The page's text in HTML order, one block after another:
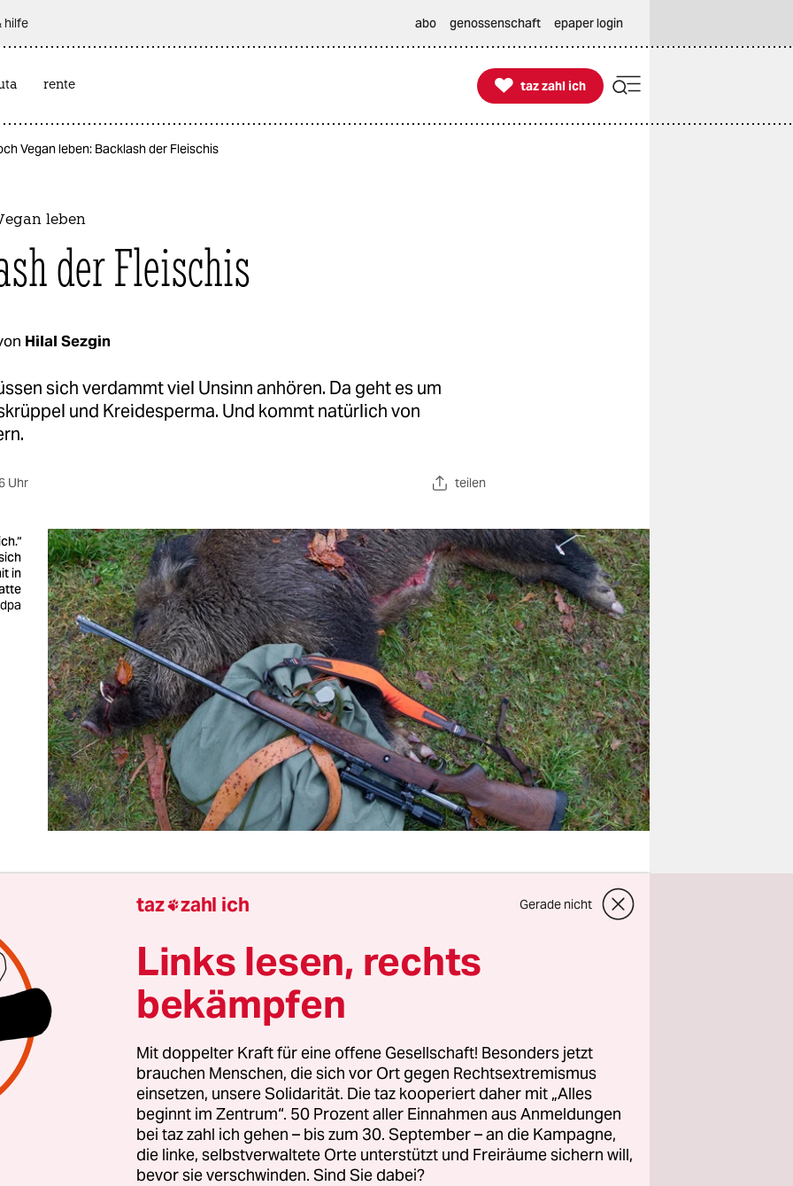
hilfe abo genossenschaft epaper login
rente 
taz zahl ich
taz zahl ich
Vegan leben: Backlash der Fleischis
leben
der Fleischis
Hilal Sezgin
sich verdammt viel Unsinn anhören. Da geht es um
und Kreidesperma. Und kommt natürlich von
Uhr teilen
in
kam nach einer Podiumsdiskussion über Tierrechte ein
auf mich zu und fragte, wie „streng“ vegan ich sei. Er
Fünf-Euro-Schein hervor: „Dann dürften Sie nämlich
benutzen, die Scheine sind aus Wolle.“ – „Wirklich??“ –
fast triumphierend:) „Ja, aus Baumwolle!“
Medien Veganer zunehmend wohlwollend darstellen,
Fleischis aller Fraktionen den Backlash. Dabei greifen sie
Kürzlich schimpfte Wolf Biermann Veganer im Fernsehen
taz zahl ich Gerade nicht
Links lesen, rechts
bekämpfen
Mit doppelter Kraft für eine offene Gesellschaft! Besonders jetzt
brauchen Menschen, die sich vor Ort gegen Rechtsextremismus
einsetzen, unsere Solidarität. Die taz kooperiert daher mit „Alles
beginnt im Zentrum“. 50 Prozent aller Einnahmen aus Anmeldungen
bei taz zahl ich gehen – bis zum 30. September – an die Kampagne,
die linke, selbstverwaltete Orte unterstützt und Freiräume sichern will,
bevor sie verschwinden. Sind Sie dabei?